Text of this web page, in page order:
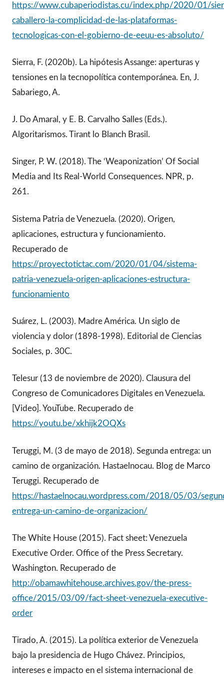
https://www.cubaperiodistas.cu/index.php/2020/01/
caballero-la-complicidad-de-las-plataformas-
tecnologicas-con-el-gobierno-de-eeuu-es-absoluto/
Sierra, F. (2020b). La hipótesis Assange: aperturas y
tensiones en la tecnopolítica contemporánea. En, J.
Sabariego, A.
J. Do Amaral, y E. B. Carvalho Salles (Eds.).
Algoritarismos. Tirant lo Blanch Brasil.
Singer, P. W. (2018). The ‘Weaponization’ Of Social
Media and Its Real-World Consequences. NPR, p.
261.
Sistema Patria de Venezuela. (2020). Origen,
aplicaciones, estructura y funcionamiento.
Recuperado de
https://proyectotictac.com/2020/01/04/sistema-
patria-venezuela-origen-aplicaciones-estructura-
funcionamiento
Suárez, L. (2003). Madre América. Un siglo de
violencia y dolor (1898-1998). Editorial de Ciencias
Sociales, p. 30C.
Telesur (13 de noviembre de 2020). Clausura del
Congreso de Comunicadores Digitales en Venezuela.
[Video]. YouTube. Recuperado de
https://youtu.be/xkhijk2OQXs
Teruggi, M. (3 de mayo de 2018). Segunda entrega: un
camino de organización. Hastaelnocau. Blog de Marco
Teruggi. Recuperado de
https://hastaelnocau.wordpress.com/2018/05/03/
entrega-un-camino-de-organizacion/
The White House (2015). Fact sheet: Venezuela
Executive Order. Office of the Press Secretary.
Washington. Recuperado de
http://obamawhitehouse.archives.gov/the-press-
office/2015/03/09/fact-sheet-venezuela-executive-
order
Tirado, A. (2015). La política exterior de Venezuela
bajo la presidencia de Hugo Chávez. Principios,
intereses e impacto en el sistema internacional de